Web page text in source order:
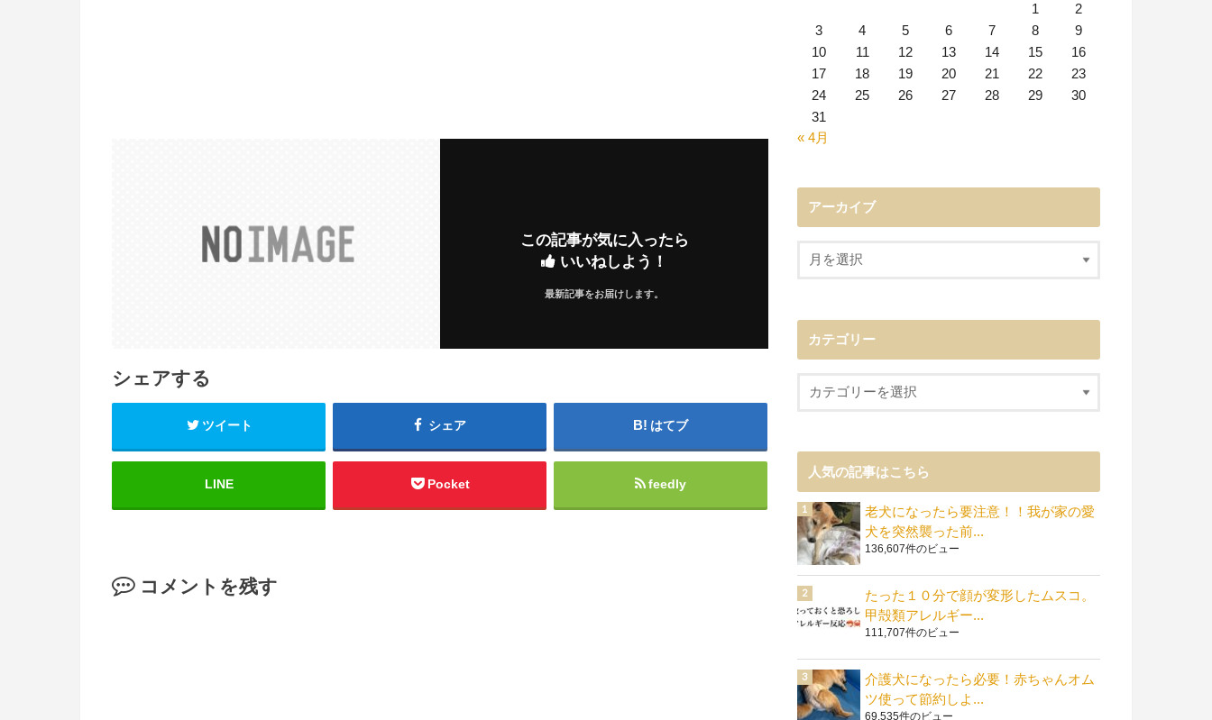
この記事が気に入ったら
いいねしよう！
最新記事をお届けします。
シェアする
ツイート シェア はてブ
LINE Pocket feedly
コメントを残す
1
2
3
4 5 6 7 8
9
10
11 12 13 14 15
16
17
18 19 20 21 22
23
24
25 26 27 28 29
30
31
« 4月
アーカイブ
カテゴリー
人気の記事はこちら
老犬になったら要注意！！我が家の愛
犬を突然襲った前...
136,607件のビュー
たった１０分で顔が変形したムスコ。
甲殻類アレルギー...
111,707件のビュー
介護犬になったら必要！赤ちゃんオム
ツ使って節約しよ...
69,535件のビュー